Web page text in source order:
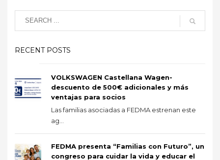
RECENT POSTS
VOLKSWAGEN Castellana Wagen-
descuento de 500€ adicionales y más
ventajas para socios
Las familias asociadas a FEDMA estrenan este
ag...
FEDMA presenta “Familias con Futuro”, un
congreso para cuidar la vida y educar el